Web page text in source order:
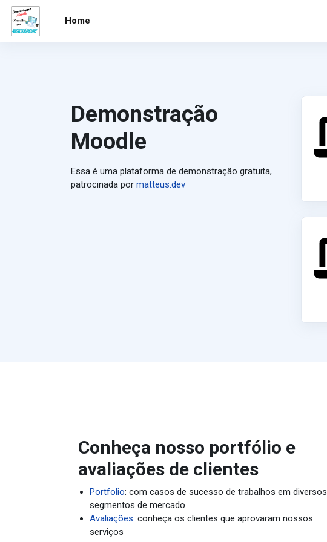
Skip to main content
Home
Demonstração
Moodle
Essa é uma plataforma de demonstração gratuita,
patrocinada por matteus.dev
Conheça nosso portfólio e
avaliações de clientes
Portfolio: com casos de sucesso de trabalhos em diversos
segmentos de mercado
Avaliações: conheça os clientes que aprovaram nossos
serviços